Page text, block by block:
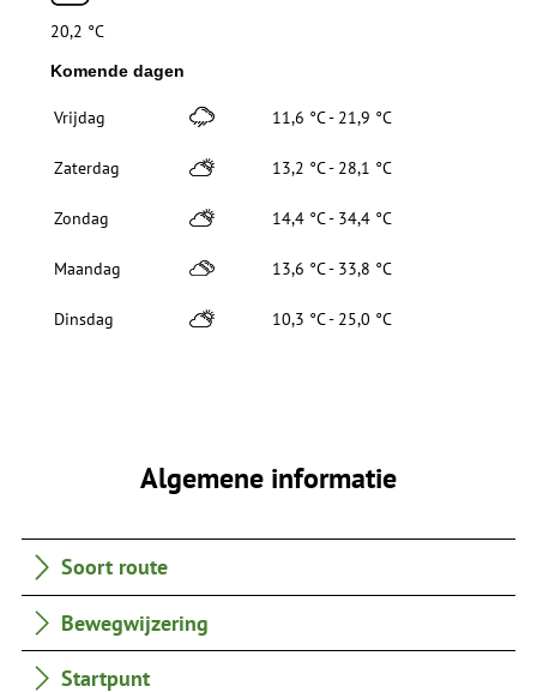
20,2 °C
Komende dagen
Vrijdag 11,6 °C - 21,9 °C
Zaterdag 13,2 °C - 28,1 °C
Zondag 14,4 °C - 34,4 °C
Maandag 13,6 °C - 33,8 °C
Dinsdag 10,3 °C - 25,0 °C
Algemene informatie
Soort route
Bewegwijzering
Startpunt